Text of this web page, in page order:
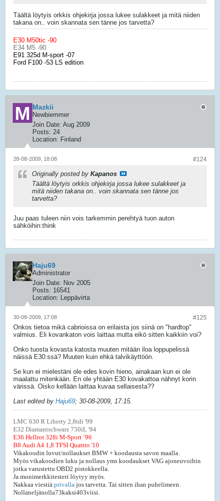
Täältä löytyis orkkis ohjekirja jossa lukee sulakkeet ja mitä niiden
takana on.. voin skannata sen tänne jos tarvetta?
E30 M50tic -90
E34 M5 -90
E91 325d M-sport -07
Ford F100 -53 LS edition
Mazkii
Newbiemmer
Join Date: Aug 2009
Posts: 24
Location: Finland
#124
28-08-2009, 18:08
Originally posted by Kapanos
Täältä löytyis orkkis ohjekirja jossa lukee sulakkeet ja
mitä niiden takana on.. voin skannata sen tänne jos
tarvetta?
Juu paas tuleen niin vois tarkemmin perehtyä tuon auton
sähköihin:think
Haju69
Administrator
Join Date: Nov 2005
Posts: 16541
Location: Leppävirta
#125
30-08-2009, 17:08
Onkos tietoa mikä cabrioissa on erilaista jos siinä on "hardtop"
valmius. Eli kovankaton vois laittaa mutta eikö sitten kaikkiin voi?
Onko tuosta kovasta katosta muuten mitään iloa loppupelissä
näissä E30:ssä? Muuten kuin ehkä talvikäyttöön.
Se kun ei mielestäni ole edes kovin hieno, ainakaan kun ei ole
maalattu mitenkään. En ole yhtään E30 kovakattoa nähnyt korin
värissä. Oisko kellään laittaa kuvaa sellaisesta??
Last edited by Haju69; 30-08-2009, 17:15.
LMC 630 R Liberty 2,8tdi '99
E32 Diamantschwarz 750iL '94
E36 Hellrot 328i M-Sport ´96
B8 Audi A4 1,8 TFSI Quattro '10
Vikakoodin luvut/nollaukset BMW + koodausta savon maalla.
Myös vikakoodien luku ja nollaus yms koodaukset VAG ajoneuvoihin
jotka varustettu OBD2 pistokkeella.
Ja monimerkkitesteri löytyy myös.
Nakkaa viestiä privalla jos tarvetta. Tai sitten ihan puhelimeen.
Nollaneljänolla73kaksi403viisi.